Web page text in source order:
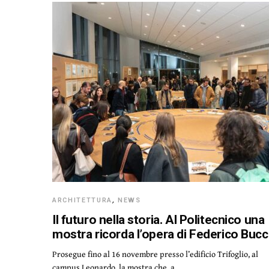
ARCHITETTURA,NEWS
Il futuro nella storia. Al Politecnico una
mostra ricorda l’opera di Federico
Prosegue fino al 16 novembre presso l’edificio Trifoglio, al